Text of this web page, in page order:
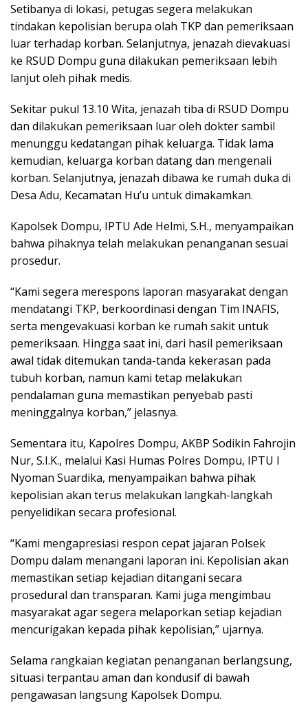
Setibanya di lokasi, petugas segera melakukan
tindakan kepolisian berupa olah TKP dan pemeriksaan
luar terhadap korban. Selanjutnya, jenazah dievakuasi
ke RSUD Dompu guna dilakukan pemeriksaan lebih
lanjut oleh pihak medis.
Sekitar pukul 13.10 Wita, jenazah tiba di RSUD Dompu
dan dilakukan pemeriksaan luar oleh dokter sambil
menunggu kedatangan pihak keluarga. Tidak lama
kemudian, keluarga korban datang dan mengenali
korban. Selanjutnya, jenazah dibawa ke rumah duka di
Desa Adu, Kecamatan Hu’u untuk dimakamkan.
Kapolsek Dompu, IPTU Ade Helmi, S.H., menyampaikan
bahwa pihaknya telah melakukan penanganan sesuai
prosedur.
“Kami segera merespons laporan masyarakat dengan
mendatangi TKP, berkoordinasi dengan Tim INAFIS,
serta mengevakuasi korban ke rumah sakit untuk
pemeriksaan. Hingga saat ini, dari hasil pemeriksaan
awal tidak ditemukan tanda-tanda kekerasan pada
tubuh korban, namun kami tetap melakukan
pendalaman guna memastikan penyebab pasti
meninggalnya korban,” jelasnya.
Sementara itu, Kapolres Dompu, AKBP Sodikin Fahrojin
Nur, S.I.K., melalui Kasi Humas Polres Dompu, IPTU I
Nyoman Suardika, menyampaikan bahwa pihak
kepolisian akan terus melakukan langkah-langkah
penyelidikan secara profesional.
“Kami mengapresiasi respon cepat jajaran Polsek
Dompu dalam menangani laporan ini. Kepolisian akan
memastikan setiap kejadian ditangani secara
prosedural dan transparan. Kami juga mengimbau
masyarakat agar segera melaporkan setiap kejadian
mencurigakan kepada pihak kepolisian,” ujarnya.
Selama rangkaian kegiatan penanganan berlangsung,
situasi terpantau aman dan kondusif di bawah
pengawasan langsung Kapolsek Dompu.